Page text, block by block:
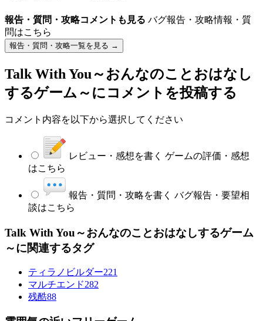
報告・質問・攻略コメントも見る バグ報告・攻略情報・質
問はこちら
報告・質問・攻略一覧を見る →
Talk With You～おんなのことおはなし
するゲーム～ にコメントを投稿する
コメント内容を以下から選択してください
レビュー・感想を書く ゲームの評価・感想
はこちら
報告・質問・攻略を書く バグ報告・要望相
談はこちら
Talk With You～おんなのことおはなしするゲーム
～に関連するタグ
ティラノビルダー221
マルチエンド282
残酷88